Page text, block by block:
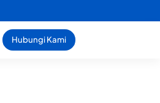
Hubungi Kami